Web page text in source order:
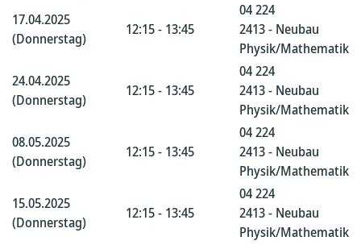
17.04.2025
(Donnerstag)
12:15 - 13:45
04 224
2413 - Neubau
Physik/Mathematik
24.04.2025
(Donnerstag)
12:15 - 13:45
04 224
2413 - Neubau
Physik/Mathematik
08.05.2025
(Donnerstag)
12:15 - 13:45
04 224
2413 - Neubau
Physik/Mathematik
15.05.2025
(Donnerstag)
12:15 - 13:45
04 224
2413 - Neubau
Physik/Mathematik